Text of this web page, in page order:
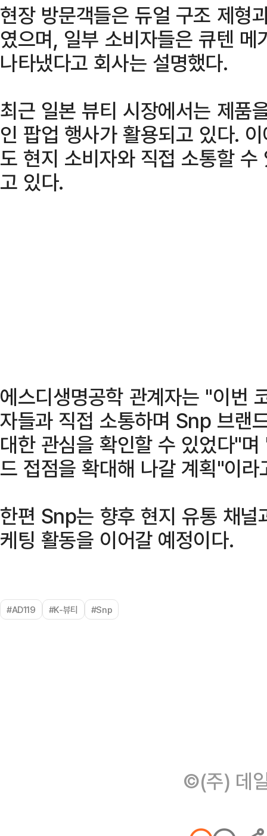
현장 방문객들은 듀얼 구조 제형
였으며, 일부 소비자들은 큐텐
나타냈다고 회사는 설명했다.
최근 일본 뷰티 시장에서는 제품
인 팝업 행사가 활용되고 있다.
도 현지 소비자와 직접 소통할
고 있다.
에스디생명공학 관계자는 "이번
자들과 직접 소통하며 Snp 브랜
대한 관심을 확인할 수 있었다"
드 접점을 확대해 나갈 계획"이라
한편 Snp는 향후 현지 유통 채널
케팅 활동을 이어갈 예정이다.
#AD119 #K-뷰티 #Snp
©(주) 데